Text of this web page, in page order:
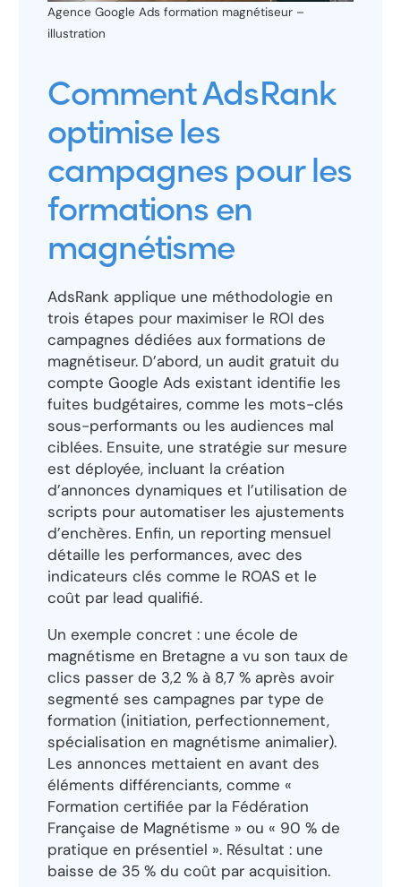
Agence Google Ads formation magnétiseur –
illustration
Comment AdsRank
optimise les
campagnes pour les
formations en
magnétisme
AdsRank applique une méthodologie en
trois étapes pour maximiser le ROI des
campagnes dédiées aux formations de
magnétiseur. D’abord, un audit gratuit du
compte Google Ads existant identifie les
fuites budgétaires, comme les mots-clés
sous-performants ou les audiences mal
ciblées. Ensuite, une stratégie sur mesure
est déployée, incluant la création
d’annonces dynamiques et l’utilisation de
scripts pour automatiser les ajustements
d’enchères. Enfin, un reporting mensuel
détaille les performances, avec des
indicateurs clés comme le ROAS et le
coût par lead qualifié.
Un exemple concret : une école de
magnétisme en Bretagne a vu son taux de
clics passer de 3,2 % à 8,7 % après avoir
segmenté ses campagnes par type de
formation (initiation, perfectionnement,
spécialisation en magnétisme animalier).
Les annonces mettaient en avant des
éléments différenciants, comme «
Formation certifiée par la Fédération
Française de Magnétisme » ou « 90 % de
pratique en présentiel ». Résultat : une
baisse de 35 % du coût par acquisition.